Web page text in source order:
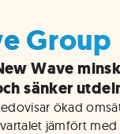
Group
Wave
sänker
ökad
jämfört